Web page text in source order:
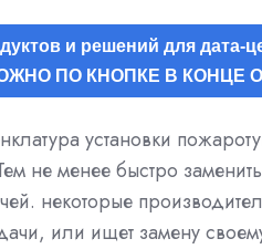
и решений для дата-
ПО КНОПКЕ В КОНЦЕ
установки
не менее быстро
некоторые
или ищет замену